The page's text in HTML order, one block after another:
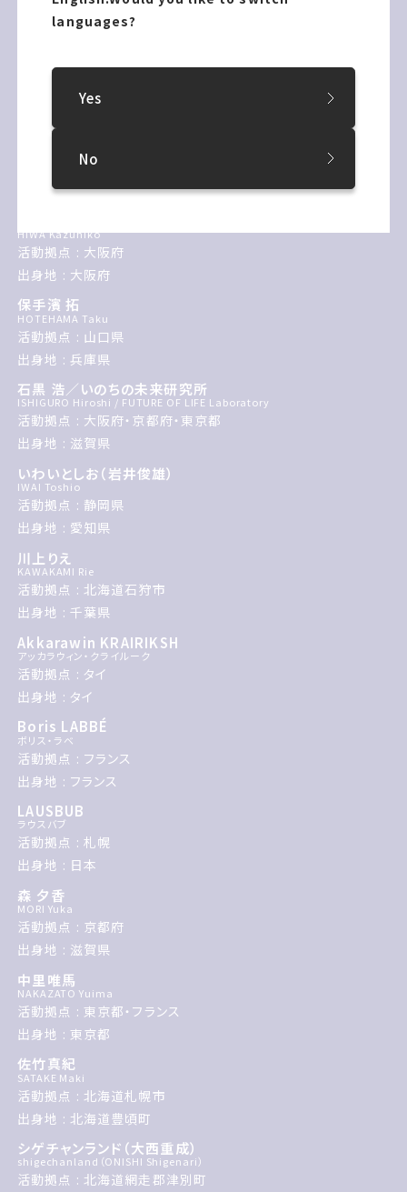
languages?
Yes
No
出身地 : スイス
Fujimori
出身地 : 福岡県 / 東京都
ゴッドスコーピオン
活動拠点 : 東京都
出身地 : 北海道札幌市
HIWA Kazuhiko
活動拠点 : 大阪府
出身地 : 大阪府
保手濱 拓
HOTEHAMA Taku
活動拠点 : 山口県
出身地 : 兵庫県
石黒 浩／いのちの未来研究所
ISHIGURO Hiroshi / FUTURE OF LIFE Laboratory
活動拠点 : 大阪府・京都府・東京都
出身地 : 滋賀県
いわいとしお（岩井俊雄）
IWAI Toshio
活動拠点 : 静岡県
出身地 : 愛知県
川上りえ
KAWAKAMI Rie
活動拠点 : 北海道石狩市
出身地 : 千葉県
Akkarawin KRAIRIKSH
アッカラウィン・クライルーク
活動拠点 : タイ
出身地 : タイ
Boris LABBÉ
ボリス・ラベ
活動拠点 : フランス
出身地 : フランス
LAUSBUB
ラウスバブ
活動拠点 : 札幌
出身地 : 日本
森 夕香
MORI Yuka
活動拠点 : 京都府
出身地 : 滋賀県
中里唯馬
NAKAZATO Yuima
活動拠点 : 東京都・フランス
出身地 : 東京都
佐竹真紀
SATAKE Maki
活動拠点 : 北海道札幌市
出身地 : 北海道豊頃町
シゲチャンランド（大西重成）
shigechanland（ONISHI Shigenari）
活動拠点 : 北海道網走郡津別町